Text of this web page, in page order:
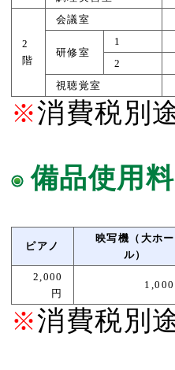
2
階
会議室
研修室
1
2
視聴覚室
※消費税別
備品使用料
ピアノ
映写機（大ホー
ル）
2,000
円
※消費税別